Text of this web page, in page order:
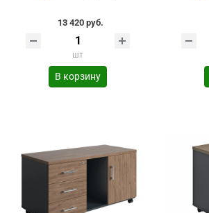
13 420 руб.
шт
В корзину